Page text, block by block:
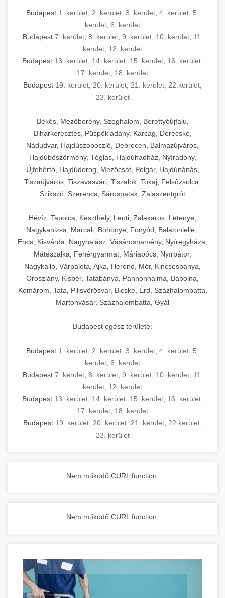
Budapest 1. kerület 2. kerület 3. kerület 4. kerület 5.
kerület 6. kerület
Budapest 7. kerület, 8. kerület, 9. kerület, 10. kerület, 11.
kerület 12. kerület
Budapest 13. kerület 14. kerület 15. kerület 16. kerület
17. kerület 18. kerület
Budapest 19. kerület 20. kerület 21. kerület 22.kerület
23. kerület
Békés, Mezőberény, Szeghalom, Berettyóújfalu,
Biharkeresztes, Püspökladány, Karcag, Derecske,
Nádudvar, Hajdúszoboszló, Debrecen, Balmazújváros,
Hajdúböszörmény, Téglás, Hajdúhadház, Nyíradony,
Újfehértó, Hajdúdorog, Mezőcsát, Polgár, Hajdúnánás,
Tiszaújváros, Tiszavasvári, Tiszalök, Tokaj, Felsőzsolca,
Szikszó, Szerencs, Sárospatak, Zalaszentgrót
Hévíz, Tapolca, Keszthely, Lenti, Zalakaros, Letenye,
Nagykanizsa, Marcali, Böhönye, Fonyód, Balatonlelle,
Encs, Kisvárda, Nagyhalász, Vásárosnamény, Nyíregyháza,
Mátészalka, Fehérgyarmat, Máriapócs, Nyírbátor,
Nagykálló, Várpalota, Ajka, Herend, Mór, Kincsesbánya,
Oroszlány, Kisbér, Tatabánya, Pannonhalma, Bábolna,
Komárom, Tata, Pilisvörösvár, Bicske, Érd, Százhalombatta,
Martonvásár, Százhalombatta, Gyál
Budapest egész területe:
Budapest 1. kerület 2. kerület 3. kerület 4. kerület 5.
kerület 6. kerület
Budapest 7. kerület, 8. kerület, 9. kerület, 10. kerület, 11.
kerület 12. kerület
Budapest 13. kerület 14. kerület 15. kerület 16. kerület
17. kerület 18. kerület
Budapest 19. kerület 20. kerület 21. kerület 22.kerület
23. kerület
Nem működő CURL function.
Nem működő CURL function.